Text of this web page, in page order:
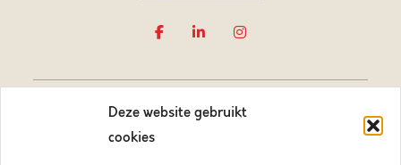
Deze website gebruikt
cookies